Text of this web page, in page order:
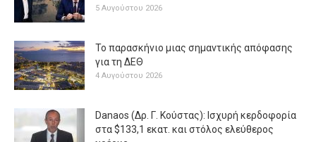
5 Αυγούστου 2026
Το παρασκήνιο μιας σημαντικής απόφασης
για τη ΔΕΘ
4 Αυγούστου 2026
Danaos (Δρ. Γ. Κούστας): Ισχυρή κερδοφορία
στα $133,1 εκατ. και στόλος ελεύθερος